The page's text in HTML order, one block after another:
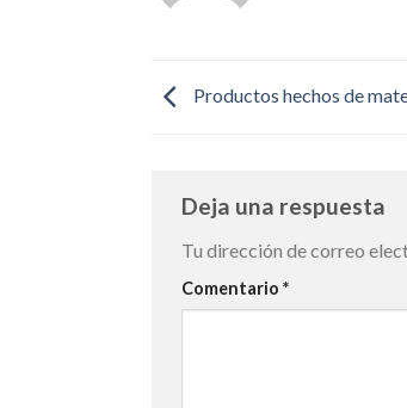
Productos hechos de
Deja una respuesta
Tu dirección de correo
Comentario *